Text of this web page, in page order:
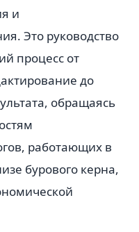
и
Это руководство
процесс от
до
обращаясь
работающих в
бурового керна,